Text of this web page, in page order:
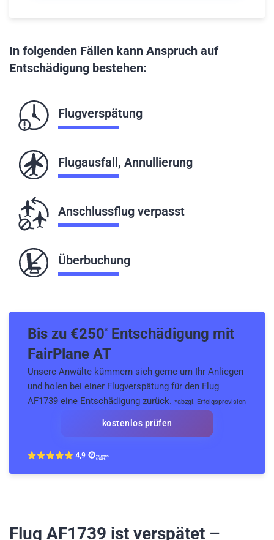
In folgenden Fällen kann Anspruch auf
Entschädigung bestehen:
Flugverspätung
Flugausfall, Annullierung
Anschlussflug verpasst
Überbuchung
Bis zu €250*Entschädigung mit
FairPlane AT
Unsere Anwälte kümmern sich gerne um Ihr Anliegen
und holen bei einer Flugverspätung für den Flug
AF1739 eine Entschädigung zurück. *abzgl. Erfolgsprovision
kostenlos prüfen
Flug AF1739 ist verspätet –